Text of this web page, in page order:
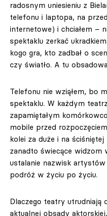
radosnym uniesieniu z
telefonu i laptopa, na
internetowe) i chciałem –
spektaklu zerkać
kogo gra, kto zadbał o
czy światło. A tu
Telefonu nie wziąłem, bo
spektaklu. W każdym
zapamiętałym
mobile przed
kolei za duże i na
zanadto świecące widzom
ustalanie nazwisk
podróż w życiu po życiu.
Dlaczego teatry utrudniają
aktualnej obsady